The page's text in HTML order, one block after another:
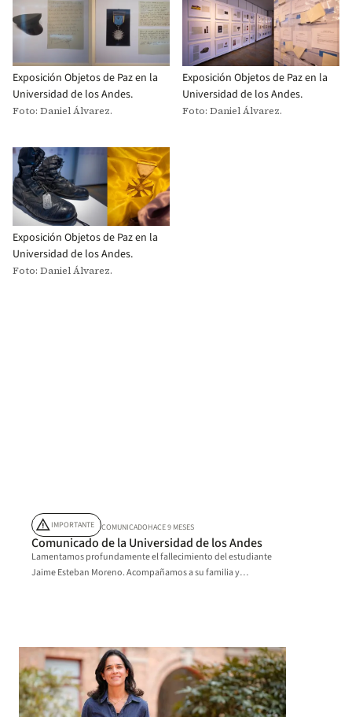
Exposición Objetos de Paz en la
Universidad de los Andes.
Foto: Daniel Álvarez.
Exposición Objetos de Paz en la
Universidad de los Andes.
Foto: Daniel Álvarez.
Exposición Objetos de Paz en la
Universidad de los Andes.
Foto: Daniel Álvarez.
warningIMPORTANTE COMUNICADOHACE 9 MESES
Comunicado de la Universidad de los Andes
Lamentamos profundamente el fallecimiento del estudiante
Jaime Esteban Moreno. Acompañamos a su familia y